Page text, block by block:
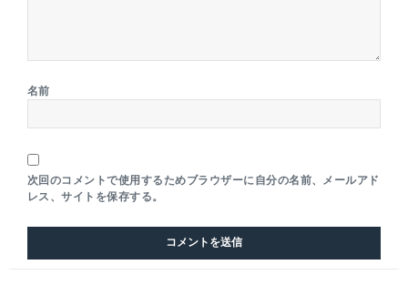
名前
次回のコメントで使用するためブラウザーに自分の名前、メールアド
レス、サイトを保存する。